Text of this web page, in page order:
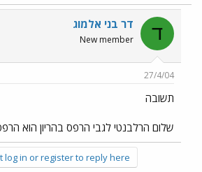
ד דר בני אלמוג
New member
27/4/04
תשובה
שלום הרלבנטי לגבי הרפס בהריון הוא
log in or register to reply here.